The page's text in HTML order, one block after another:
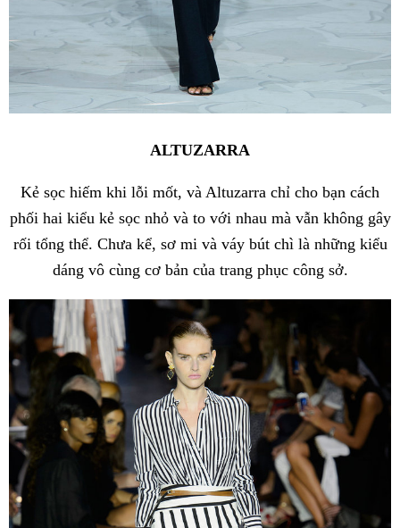
ALTUZARRA
Kẻ sọc hiếm khi lỗi mốt, và Altuzarra chỉ cho bạn cách
phối hai kiểu kẻ sọc nhỏ và to với nhau mà vẫn không gây
rối tổng thể. Chưa kể, sơ mi và váy bút chì là những kiểu
dáng vô cùng cơ bản của trang phục công sở.